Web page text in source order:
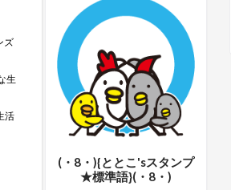
(・8・){ととこ'sスタンプ
★標準語}(・8・)
ズ
活